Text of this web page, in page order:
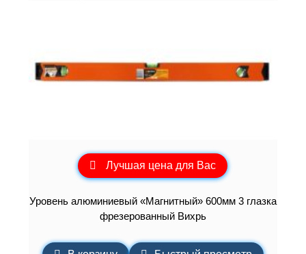
Лучшая цена для Вас
Уровень алюминиевый «Магнитный» 600мм 3 глазка
фрезерованный Вихрь